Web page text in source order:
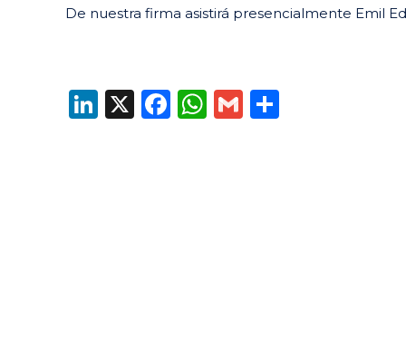
De nuestra firma asistirá presencialmente Emil
LinkedIn
X Facebook
WhatsApp
Gmail